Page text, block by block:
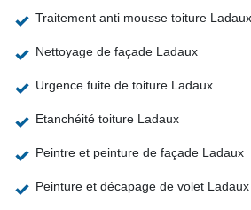
Traitement anti mousse toiture Ladaux
Nettoyage de façade Ladaux
Urgence fuite de toiture Ladaux
Etanchéité toiture Ladaux
Peintre et peinture de façade Ladaux
Peinture et décapage de volet Ladaux